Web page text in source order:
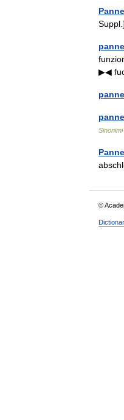
Panne
panne
▶◀
panne
panne
Panne
©